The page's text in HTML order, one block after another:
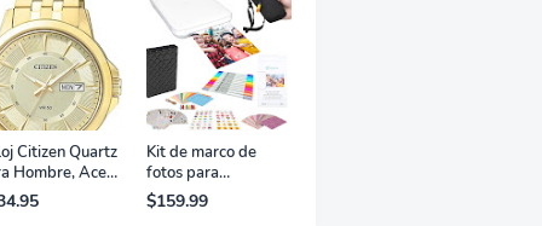
Citizen Quartz
Hombre, Acero
Clásico,
Kit de marco de
fotos para
impresora portátil
de fotografías y
$159.99